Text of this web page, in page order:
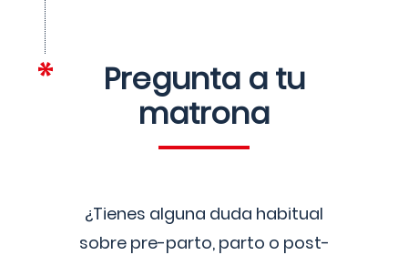
Pregunta a tu
matrona
¿Tienes alguna duda habitual
sobre pre-parto, parto o post-